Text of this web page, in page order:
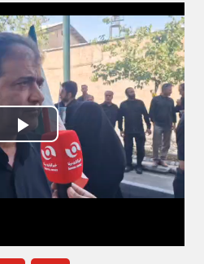
Play
Video